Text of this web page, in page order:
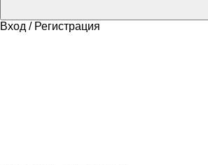
Вход / Регистрация